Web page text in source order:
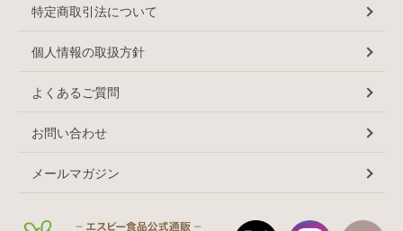
特定商取引法について
個人情報の取扱方針
よくあるご質問
お問い合わせ
メールマガジン